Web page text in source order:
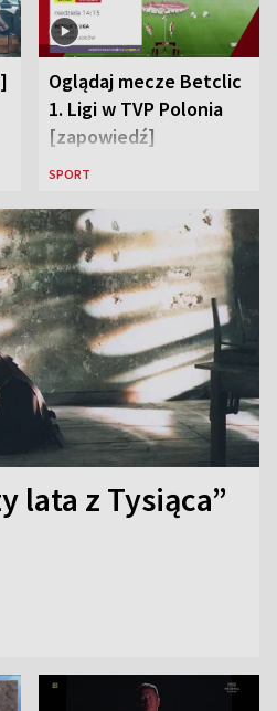
Oglądaj mecze Betclic
1. Ligi w TVP Polonia
[zapowiedź]
SPORT
lata z Tysiąca”